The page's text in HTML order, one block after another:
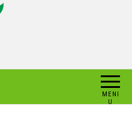
MENI
U